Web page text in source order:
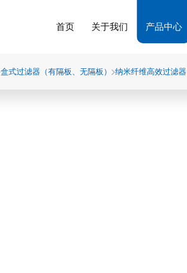
首页 关于我们 产品中心
盒式过滤器（有隔板、无隔板） 纳米纤维高效过滤器